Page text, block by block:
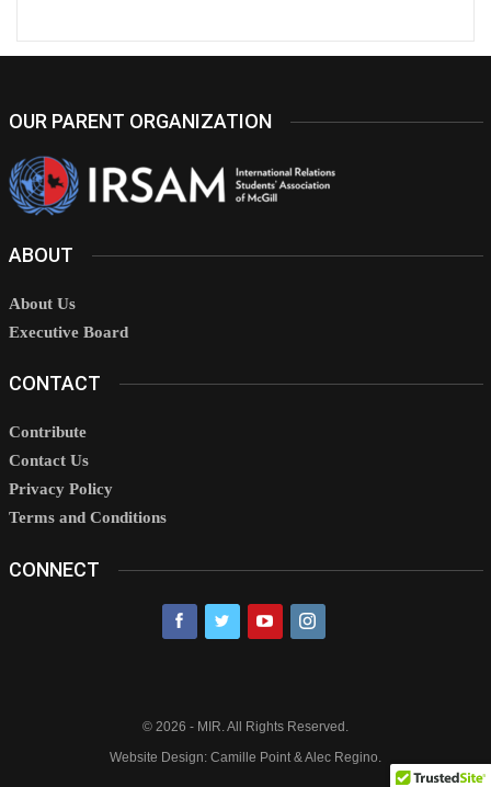
OUR PARENT ORGANIZATION
ABOUT
About Us
Executive Board
CONTACT
Contribute
Contact Us
Privacy Policy
Terms and Conditions
CONNECT
© 2026 - MIR. All Rights Reserved.
Website Design: Camille Point & Alec Regino.